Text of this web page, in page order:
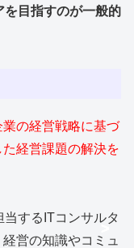
>
を目指すのが一般的
の経営戦略に基づ
経営課題の解決を
するITコンサルタ
営の知識やコミュ
>
>